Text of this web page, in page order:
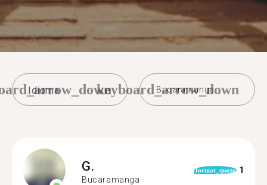
Bucaramanga
keyboard_arrow_down
G.
Bucaramanga
format_quote 1